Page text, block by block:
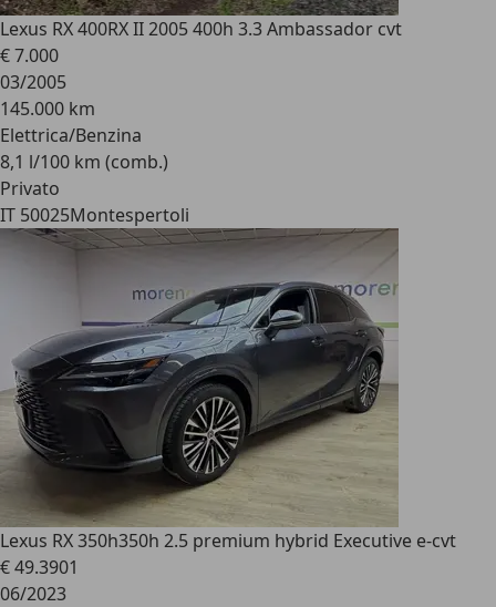
Lexus RX 400RX II 2005 400h 3.3 Ambassador cvt
€ 7.000
03/2005
145.000 km
Elettrica/Benzina
8,1 l/100 km (comb.)
Privato
IT 50025Montespertoli
Lexus RX 350h350h 2.5 premium hybrid Executive e-cvt
€ 49.3901
06/2023